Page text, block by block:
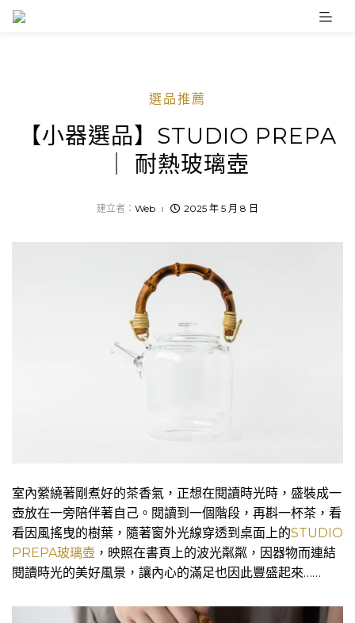
Skip
選品推薦
【小器選品】STUDIO PREPA
｜ 耐熱玻璃壺
建立者： Web 2025 年 5 月 8 日
室內縈繞著剛煮好的茶香氣，正想在閱讀時光時，盛裝成一
壺放在一旁陪伴著自己。閱讀到一個階段，再斟一杯茶，看
看因風搖曳的樹葉，隨著窗外光線穿透到桌面上的STUDIO
PREPA玻璃壺 ，映照在書頁上的波光粼粼，因器物而連結
閱讀時光的美好風景，讓內心的滿足也因此豐盛起來……